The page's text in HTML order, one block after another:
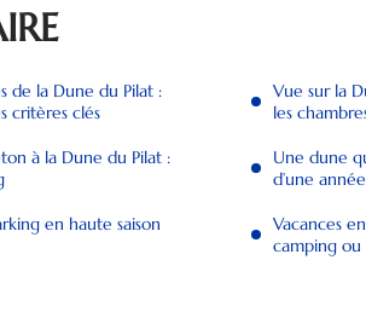
de la Dune du Pilat :
critères clés
à la Dune du Pilat :
en haute saison
Vue sur la
les
Une dune
d’une
Vacances
camping